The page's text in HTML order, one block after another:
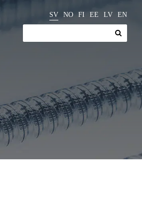
SV NO FI EE LV EN
Motorer